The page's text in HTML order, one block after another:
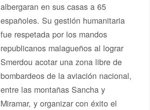
albergaran en sus casas a 65
españoles. Su gestión humanitaria
fue respetada por los mandos
republicanos malagueños al lograr
Smerdou acotar una zona libre de
bombardeos de la aviación nacional,
entre las montañas Sancha y
Miramar, y organizar con éxito el